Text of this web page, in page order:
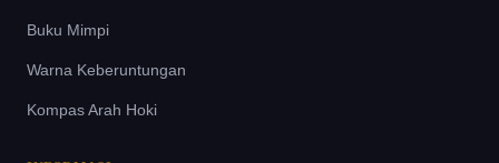
Buku Mimpi
Warna Keberuntungan
Kompas Arah Hoki